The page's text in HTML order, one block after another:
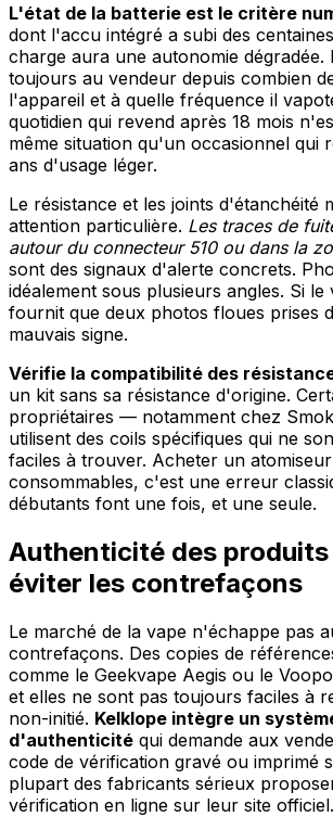
L'état de la batterie est le critère
dont l'accu intégré a subi des
charge aura une autonomie dégradée.
toujours au vendeur depuis combien
l'appareil et à quelle fréquence il
quotidien qui revend après 18 mois
même situation qu'un occasionnel qui
ans d'usage léger.
Le résistance et les joints d'étanchéité
attention particulière. Les traces de
autour du connecteur 510 ou dans la
sont des signaux d'alerte concrets.
idéalement sous plusieurs angles. Si le
fournit que deux photos floues prises
mauvais signe.
Vérifie la compatibilité des
un kit sans sa résistance d'origine.
propriétaires — notamment chez
utilisent des coils spécifiques qui ne
faciles à trouver. Acheter un
consommables, c'est une erreur
débutants font une fois, et une seule.
Authenticité des
éviter les contrefaçons
Le marché de la vape n'échappe pas
contrefaçons. Des copies de
comme le Geekvape Aegis ou le
et elles ne sont pas toujours faciles à
non-initié. Kelklope intègre un
d'authenticité qui demande aux
code de vérification gravé ou imprimé
plupart des fabricants sérieux
vérification en ligne sur leur site officiel.